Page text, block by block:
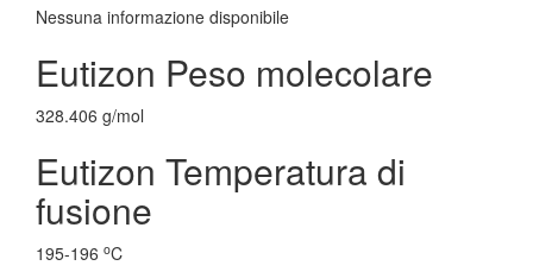
Nessuna informazione disponibile
Eutizon Peso molecolare
328.406 g/mol
Eutizon Temperatura di
fusione
195-196 oC